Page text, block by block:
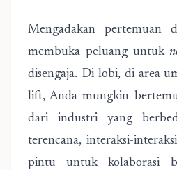
Mengadakan pertemuan
membuka peluang untuk
disengaja. Di lobi, di area
lift, Anda mungkin
dari industri yang
terencana, interaksi-
pintu untuk kolaborasi